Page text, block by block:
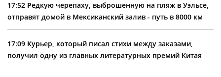
17:52 Редкую черепаху, выброшенную на пляж в Уэльсе,
отправят домой в Мексиканский залив - путь в 8000 км
17:09 Курьер, который писал стихи между заказами,
получил одну из главных литературных премий Китая